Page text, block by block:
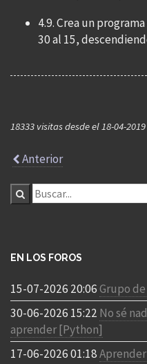
4.9. Crea un
30 al 15,
18333 visitas desde el 18-04-2019
Anterior
EN LOS FOROS
15-07-2026 20:06Grupo
30-06-2026 15:22 No sé
aprender [Python]
17-06-2026 01:18